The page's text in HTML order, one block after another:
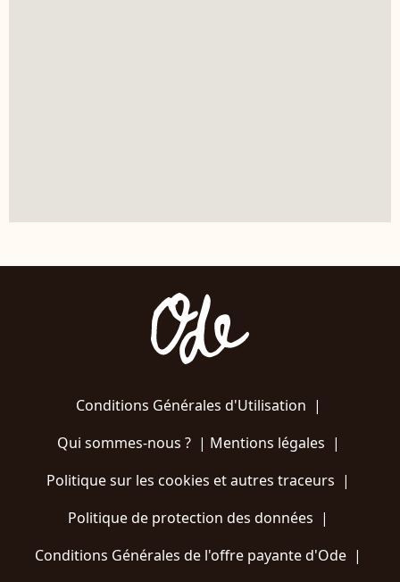
Conditions Générales d'Utilisation |
Qui sommes-nous ?| Mentions légales |
Politique sur les cookies et autres traceurs |
Politique de protection des données |
Conditions Générales de l'offre payante d'Ode |